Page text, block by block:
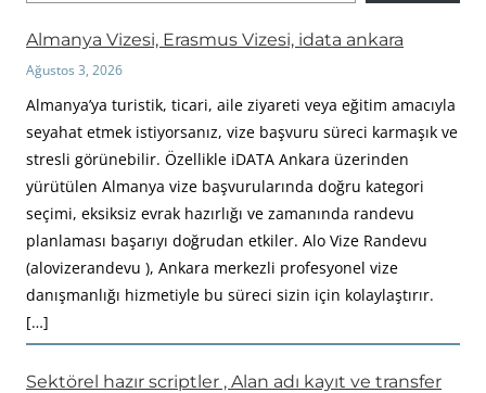
Almanya Vizesi, Erasmus Vizesi, idata ankara
Ağustos 3, 2026
Almanya’ya turistik, ticari, aile ziyareti veya eğitim amacıyla
seyahat etmek istiyorsanız, vize başvuru süreci karmaşık ve
stresli görünebilir. Özellikle iDATA Ankara üzerinden
yürütülen Almanya vize başvurularında doğru kategori
seçimi, eksiksiz evrak hazırlığı ve zamanında randevu
planlaması başarıyı doğrudan etkiler. Alo Vize Randevu
(alovizerandevu ), Ankara merkezli profesyonel vize
danışmanlığı hizmetiyle bu süreci sizin için kolaylaştırır.
[…]
Sektörel hazır scriptler , Alan adı kayıt ve transfer